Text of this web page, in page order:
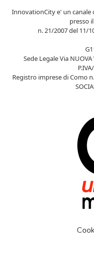
InnovationCity e' un canale
presso
n. 21/2007 del 11/
Sede Legale Via NUOVA
Registro imprese di Como n.